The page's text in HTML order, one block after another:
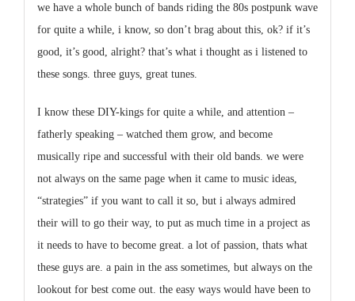
we have a whole bunch of bands riding the 80s postpunk wave
for quite a while, i know, so don’t brag about this, ok? if it’s
good, it’s good, alright? that’s what i thought as i listened to
these songs. three guys, great tunes.
I know these DIY-kings for quite a while, and attention –
fatherly speaking – watched them grow, and become
musically ripe and successful with their old bands. we were
not always on the same page when it came to music ideas,
“strategies” if you want to call it so, but i always admired
their will to go their way, to put as much time in a project as
it needs to have to become great. a lot of passion, thats what
these guys are. a pain in the ass sometimes, but always on the
lookout for best come out. the easy ways would have been to